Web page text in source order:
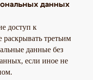
данных
доступ к
третьим
данные без
если иное не